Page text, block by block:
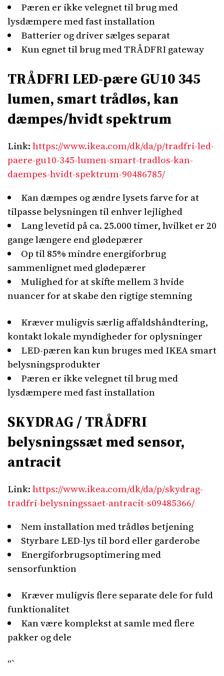
Pæren er ikke velegnet til brug med
lysdæmpere med fast installation
Batterier og driver sælges separat
Kun egnet til brug med TRÅDFRI gateway
TRÅDFRI LED-pære GU10 345
lumen, smart trådløs, kan
dæmpes/hvidt spektrum
Link:https://www.ikea.com/dk/da/p/tradfri-led-
paere-gu10-345-lumen-smart-tradlos-kan-
daempes-hvidt-spektrum-90486785/
Kan dæmpes og ændre lysets farve for at
tilpasse belysningen til enhver lejlighed
Lang levetid på ca. 25.000 timer, hvilket er 20
gange længere end glødepærer
Op til 85% mindre energiforbrug
sammenlignet med glødepærer
Mulighed for at skifte mellem 3 hvide
nuancer for at skabe den rigtige stemning
Kræver muligvis særlig affaldshåndtering,
kontakt lokale myndigheder for oplysninger
LED-pæren kan kun bruges med IKEA smart
belysningsprodukter
Pæren er ikke velegnet til brug med
lysdæmpere med fast installation
SKYDRAG / TRÅDFRI
belysningssæt med sensor,
antracit
Link:https://www.ikea.com/dk/da/p/skydrag-
tradfri-belysningssaet-antracit-s09485366/
Nem installation med trådløs betjening
Styrbare LED-lys til bord eller garderobe
Energiforbrugsoptimering med
sensorfunktion
Kræver muligvis flere separate dele for fuld
funktionalitet
Kan være komplekst at samle med flere
pakker og dele
“`